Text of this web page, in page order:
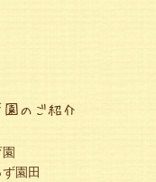
園のご紹介
園田